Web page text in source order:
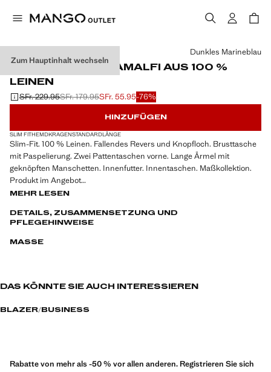
Zum Hauptinhalt wechseln
SLIM-FIT-SAKKO AMALFI AUS 100 %
LEINEN
Ausgangspreis durchgestrichen [SFr. 229.95 ]
SFr. 229.95
Zweiter Preis durchgestrichen [SFr. 179.95 ]
SFr. 179.95
Aktueller Preis [SFr. 55.95 ]SFr. 55.95-76%
Wählen Sie eine Farbe
Dunkles Marineblau
HINZUFÜGEN
SLIM FITHEMDKRAGENSTANDARDLÄNGE
Slim-Fit. 100 % Leinen. Fallendes Revers und Knopfloch. Brusttasche
mit Paspelierung. Zwei Pattentaschen vorne. Lange Ärmel mit
geknöpften Manschetten. Innenfutter. Innentaschen. Maßkollektion.
Produkt im Angebot
sich besser und einfacher bügeln lässt und ab der ersten Wäsche
MEHR LESEN
DETAILS, ZUSAMMENSETZUNG UND
PFLEGEHINWEISE
MASSE
DAS KÖNNTE SIE AUCH INTERESSIEREN
BLAZER BUSINESS
Rabatte von mehr als -50 % vor allen anderen. Registrieren Sie sich